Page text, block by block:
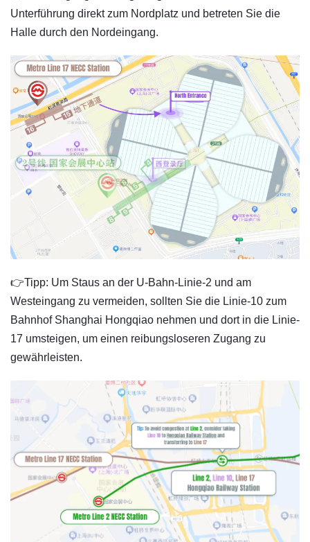
Unterführung direkt zum Nordplatz und betreten Sie die
Halle durch den Nordeingang.
👉Tipp: Um Staus an der U-Bahn-Linie-2 und am
Westeingang zu vermeiden, sollten Sie die Linie-10 zum
Bahnhof Shanghai Hongqiao nehmen und dort in die Linie-
17 umsteigen, um einen reibungsloseren Zugang zu
gewährleisten.